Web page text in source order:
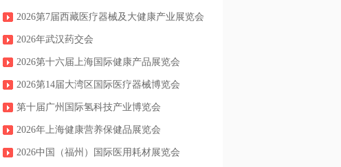
2026第7届西藏医疗器械及大健康产业展览会
2026年武汉药交会
2026第十六届上海国际健康产品展览会
2026第14届大湾区国际医疗器械博览会
第十届广州国际氢科技产业博览会
2026年上海健康营养保健品展览会
2026中国（福州）国际医用耗材展览会